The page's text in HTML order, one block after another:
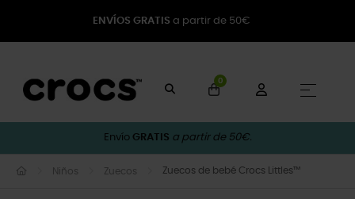
ENVÍOS GRATIS a partir de 50€
0
☰
Envío GRATIS a partir de 50€.
Niños Zuecos Zuecos de bebé Crocs Littles™